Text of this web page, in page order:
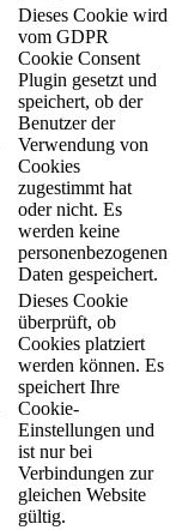
Dieses Cookie wird
vom GDPR
Cookie Consent
Plugin gesetzt und
speichert, ob der
Benutzer der
Verwendung von
Cookies
zugestimmt hat
oder nicht. Es
werden keine
personenbezogenen
Daten gespeichert.
Dieses Cookie
überprüft, ob
Cookies platziert
werden können. Es
speichert Ihre
Cookie-
Einstellungen und
ist nur bei
Verbindungen zur
gleichen Website
gültig.